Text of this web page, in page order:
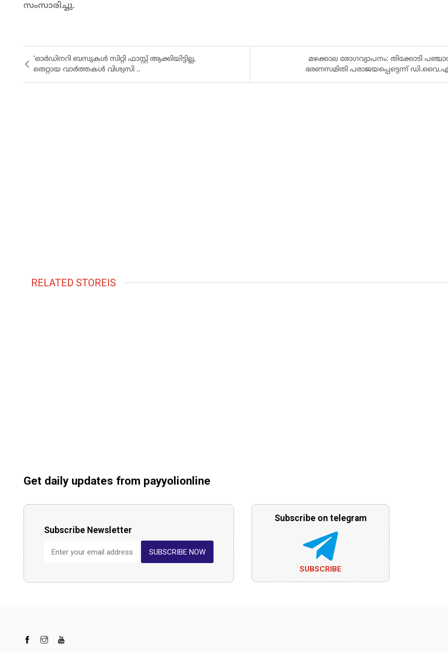
സംസാരിച്ചു.
‘ഓർഡിനറി ബസുകൾ സിറ്റി ഫാസ്റ്റ് ആക്കിയിട്ടില്ല,
തെറ്റായ വാർത്തകൾ വിശ്വസി ..
മഴക്കാല രോഗവ്യാപനം: തിക്കോടി
ഭരണസമിതി പരാജയപ്പെട്ടെന്ന്
RELATED STOREIS
Get daily updates from payyolionline
Subscribe Newsletter
SUBSCRIBE NOW
Subscribe on telegram
SUBSCRIBE